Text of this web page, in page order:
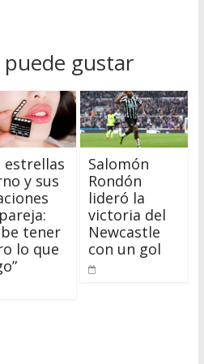
gustar
estrellas
y sus
tener
lo que
Salomón
Rondón
lideró la
victoria del
Newcastle
con un gol